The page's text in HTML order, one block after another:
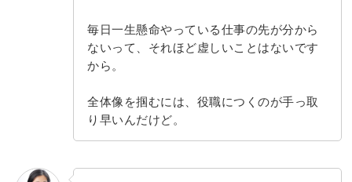
毎日一生懸命やっている仕事の先が分から
ないって、それほど虚しいことはないです
から。
全体像を掴むには、役職につくのが手っ取
り早いんだけど。